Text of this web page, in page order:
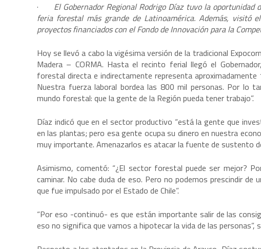
· El Gobernador Regional Rodrigo Díaz tuvo la
feria forestal más grande de Latinoamérica. Además, visitó
proyectos financiados con el Fondo de Innovación para la
Hoy se llevó a cabo la vigésima versión de la tradicional
Madera – CORMA. Hasta el recinto ferial llegó el
forestal directa e indirectamente representa
Nuestra fuerza laboral bordea las 800 mil personas. Por lo
mundo forestal: que la gente de la Región pueda tener trabajo”.
Díaz indicó que en el sector productivo “está la gente que
en las plantas; pero esa gente ocupa su dinero en nuestra
muy importante. Amenazarlos es atacar la fuente de sustento
Asimismo, comentó: “¿El sector forestal puede ser mejor?
caminar. No cabe duda de eso. Pero no podemos prescindir
que fue impulsado por el Estado de Chile”.
“Por eso -continuó- es que están importante salir de las
eso no significa que vamos a hipotecar la vida de las personas”,